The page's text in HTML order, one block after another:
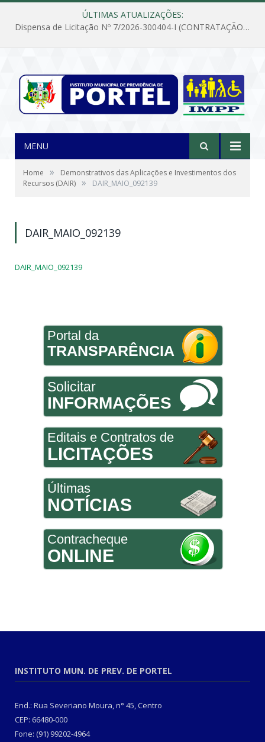
ÚLTIMAS ATUALIZAÇÕES:
Dispensa de Licitação Nº 7/2026-300404-I (CONTRATAÇÃO DE EMPRESA PARA MANUTENÇÃO E REPARAÇÃO DE APARELHOS DE AR CONDICIONADO, EM ATENDIMENTO ÀS NECESSIDADES DO INSTITUTO DE PREVIDÊNCIA MUNICIPAL DE PORTEL/PA)
MENU
Home »
Demonstrativos das Aplicações e Investimentos dos
Recursos (DAIR) » DAIR_MAIO_092139
DAIR_MAIO_092139
DAIR_MAIO_092139
Portal da
TRANSPARÊNCIA
Solicitar
INFORMAÇÕES
Editais e Contratos de
LICITAÇÕES
Últimas
NOTÍCIAS
Contracheque
ONLINE
INSTITUTO MUN. DE PREV. DE PORTEL
End.: Rua Severiano Moura, n° 45, Centro
CEP: 66480-000
Fone: (91) 99202-4964